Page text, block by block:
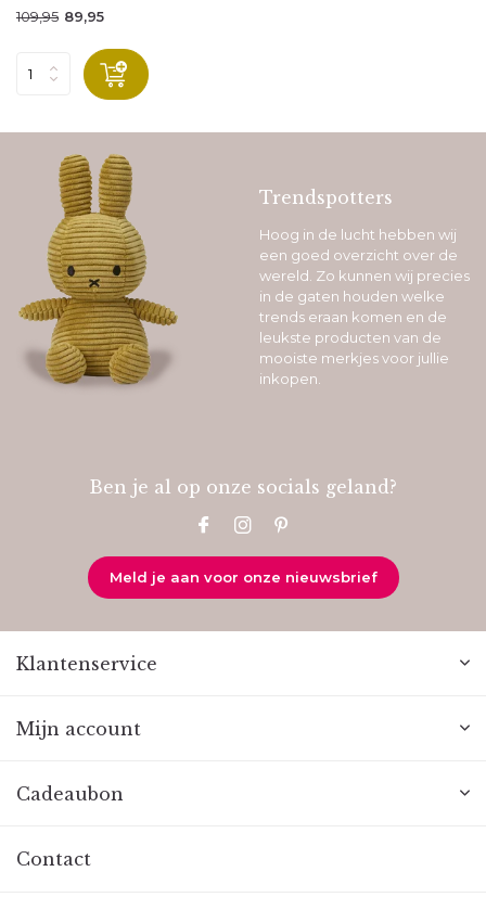
109,95 89,95
Trendspotters
Hoog in de lucht hebben wij
een goed overzicht over de
wereld. Zo kunnen wij precies
in de gaten houden welke
trends eraan komen en de
leukste producten van de
mooiste merkjes voor jullie
inkopen.
Ben je al op onze socials geland?
Meld je aan voor onze nieuwsbrief
Klantenservice
Mijn account
Cadeaubon
Contact